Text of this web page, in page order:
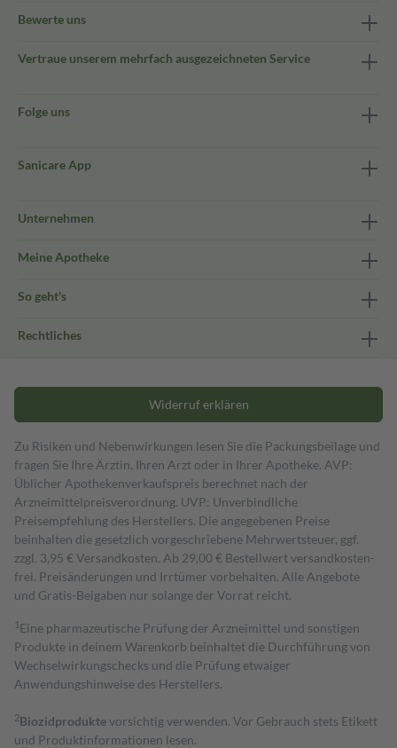
Bewerte uns
Vertraue unserem mehrfach ausgezeichneten Service
Folge uns
Sanicare App
Unternehmen
Meine Apotheke
So geht's
Rechtliches
Widerruf erklären
Zu Risiken und Nebenwirkungen lesen Sie die Packungsbeilage und
fragen Sie Ihre Ärztin, Ihren Arzt oder in Ihrer Apotheke. AVP:
Üblicher Apothekenverkaufspreis berechnet nach der
Arzneimittelpreisverordnung. UVP: Unverbindliche
Preisempfehlung des Herstellers. Die angegebenen Preise
beinhalten die gesetzlich vorgeschriebene Mehrwertsteuer, ggf.
zzgl. 3,95 € Versandkosten. Ab 29,00 € Bestell­wert versand­kosten­
frei. Preisänderungen und Irrtümer vorbehalten. Alle Angebote
und Gratis-Beigaben nur solange der Vorrat reicht.
1 Eine pharmazeutische Prüfung der Arzneimittel und sonstigen
Produkte in deinem Warenkorb beinhaltet die Durchführung von
Wechselwirkungschecks und die Prüfung etwaiger
Anwendungshinweise des Herstellers.
2Biozidproduktevorsichtig verwenden. Vor Gebrauch stets Etikett
und Produktinformationen lesen.